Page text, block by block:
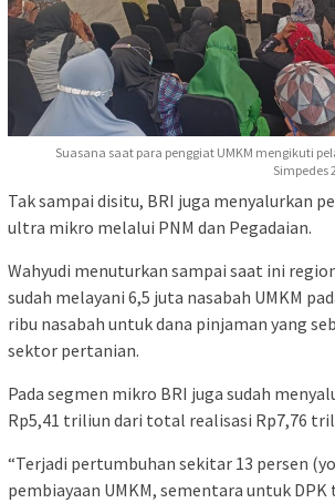
Suasana saat para penggiat UMKM mengikuti
Simpedes
Tak sampai disitu, BRI juga menyalurkan
ultra mikro melalui PNM dan Pegadaian.
Wahyudi menuturkan sampai saat ini
sudah melayani 6,5 juta nasabah UMKM
ribu nasabah untuk dana pinjaman yang
sektor pertanian.
Pada segmen mikro BRI juga sudah
Rp5,41 triliun dari total realisasi Rp7,76
“Terjadi pertumbuhan sekitar 13 persen
pembiayaan UMKM, sementara untuk DPK